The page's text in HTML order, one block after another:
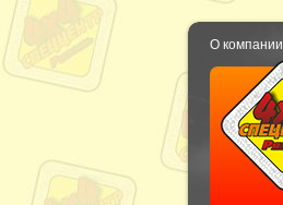
О компании